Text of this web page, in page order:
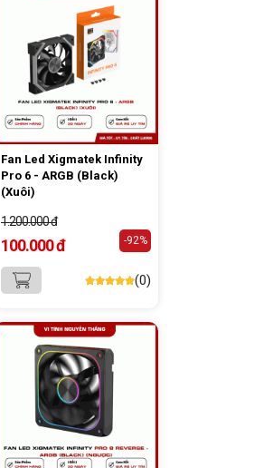
Fan Led Xigmatek Infinity
Pro 6 - ARGB (Black)
(Xuôi)
1.200.000 đ
100.000 đ -92%
(0)